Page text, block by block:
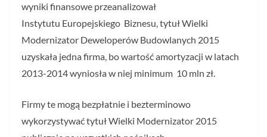
wyniki finansowe przeanalizował
Instytutu Europejskiego Biznesu, tytuł Wielki
Modernizator Deweloperów Budowlanych 2015
uzyskała jedna firma, bo wartość amortyzacji w latach
2013-2014 wyniosła w niej minimum 10 mln zł.
Firmy te mogą bezpłatnie i bezterminowo
wykorzystywać tytuł Wielki Modernizator 2015